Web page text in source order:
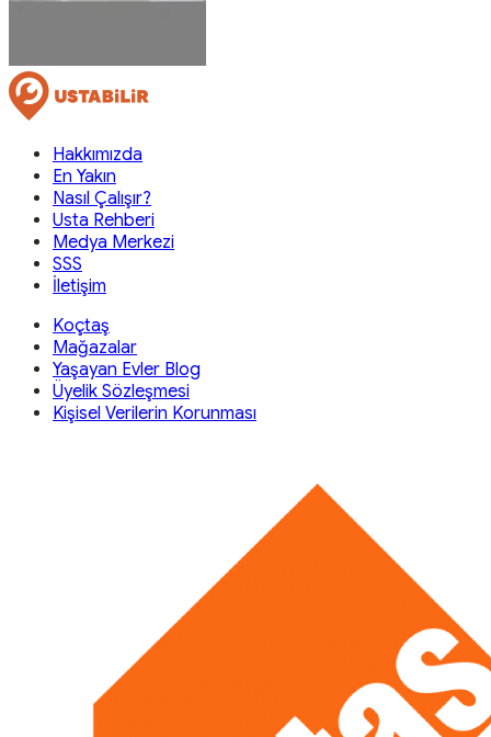
Hakkımızda
En Yakın
Nasıl Çalışır?
Usta Rehberi
Medya Merkezi
SSS
İletişim
Koçtaş
Mağazalar
Yaşayan Evler Blog
Üyelik Sözleşmesi
Kişisel Verilerin Korunması